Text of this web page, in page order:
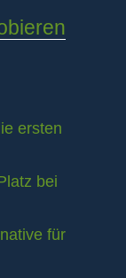
ersten
bei
für